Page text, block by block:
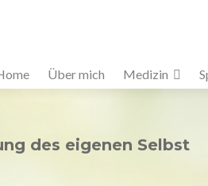
Über mich Medizin
des eigenen Selbst